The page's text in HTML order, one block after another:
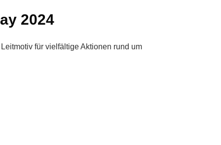
2024
für vielfältige Aktionen rund um